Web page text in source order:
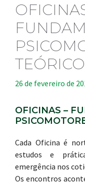
26 de fevereiro de
OFICINAS –
Cada Oficina é
estudos e
emergência nos
Os encontros